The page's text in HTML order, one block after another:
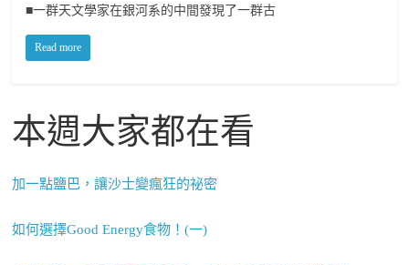
■一群天文學家在銀河系的中間發現了一群古
Read more
本週大家都在看
加一點鹽巴，讓沙士變瘋狂的祕密
如何選擇Good Energy食物！(一)